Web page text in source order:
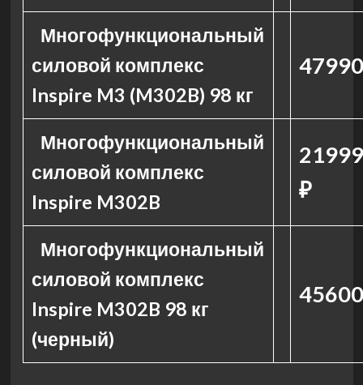
Многофункциональный
силовой комплекс
Inspire M3 (M302B) 98 кг
Многофункциональный
силовой комплекс
Inspire M302B
₽
Многофункциональный
силовой комплекс
Inspire M302B 98 кг
(черный)